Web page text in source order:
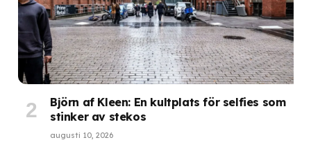
Björn af Kleen: En kultplats för selfies som
stinker av stekos
augusti 10, 2026